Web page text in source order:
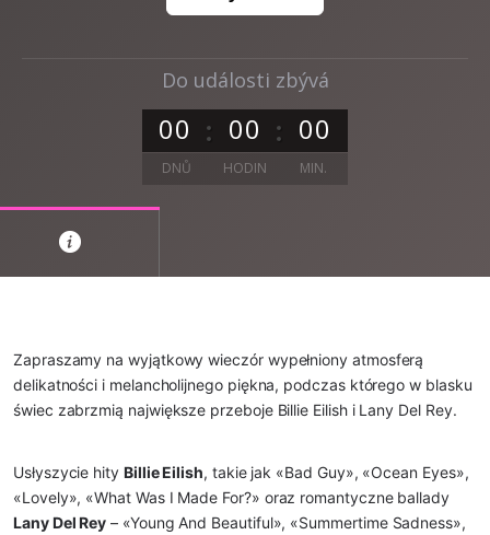
Do události zbývá
00 00 00
DNŮ HODIN MIN.
Zapraszamy na wyjątkowy wieczór wypełniony atmosferą
delikatności i melancholijnego piękna, podczas którego w blasku
świec zabrzmią największe przeboje Billie Eilish i Lany Del Rey.
Usłyszycie hity Billie Eilish, takie jak «Bad Guy», «Ocean Eyes»,
«Lovely», «What Was I Made For?» oraz romantyczne ballady
Lany Del Rey – «Young And Beautiful», «Summertime Sadness»,